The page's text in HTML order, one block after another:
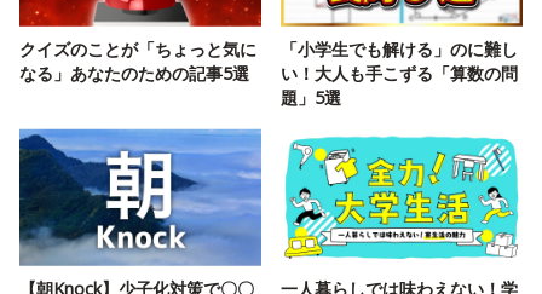
クイズのことが「ちょっと気に
なる」あなたのための記事5選
「小学生でも解ける」のに難し
い！大人も手こずる「算数の問
題」5選
【朝Knock】少子化対策で〇〇
一人暮らしでは味わえない！学